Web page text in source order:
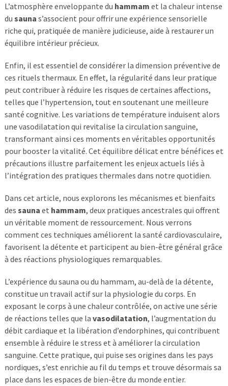
L’atmosphère enveloppante du hammam et la chaleur intense
du sauna s’associent pour offrir une expérience sensorielle
riche qui, pratiquée de manière judicieuse, aide à restaurer un
équilibre intérieur précieux.
Enfin, il est essentiel de considérer la dimension préventive de
ces rituels thermaux. En effet, la régularité dans leur pratique
peut contribuer à réduire les risques de certaines affections,
telles que l’hypertension, tout en soutenant une meilleure
santé cognitive. Les variations de température induisent alors
une vasodilatation qui revitalise la circulation sanguine,
transformant ainsi ces moments en véritables opportunités
pour booster la vitalité. Cet équilibre délicat entre bénéfices et
précautions illustre parfaitement les enjeux actuels liés à
l’intégration des pratiques thermales dans notre quotidien.
Dans cet article, nous explorons les mécanismes et bienfaits
des sauna et hammam, deux pratiques ancestrales qui offrent
un véritable moment de ressourcement. Nous verrons
comment ces techniques améliorent la santé cardiovasculaire,
favorisent la détente et participent au bien-être général grâce
à des réactions physiologiques remarquables.
L’expérience du sauna ou du hammam, au-delà de la détente,
constitue un travail actif sur la physiologie du corps. En
exposant le corps à une chaleur contrôlée, on active une série
de réactions telles que la vasodilatation, l’augmentation du
débit cardiaque et la libération d’endorphines, qui contribuent
ensemble à réduire le stress et à améliorer la circulation
sanguine. Cette pratique, qui puise ses origines dans les pays
nordiques, s’est enrichie au fil du temps et trouve désormais sa
place dans les espaces de bien-être du monde entier.